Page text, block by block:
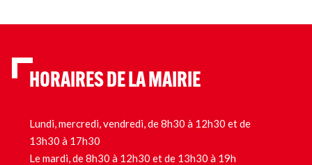
HORAIRES DE LA MAIRIE
Lundi, mercredi, vendredi, de 8h30 à 12h30 et de
13h30 à 17h30
Le mardi, de 8h30 à 12h30 et de 13h30 à 19h